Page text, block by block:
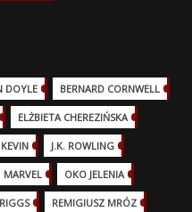
DOYLE BERNARD CORNWELL
(17)ELŻBIETA CHEREZIŃSKA
J.K. ROWLING
MARVEL (32)OKO JELENIA
(12)REMIGIUSZ MRÓZ